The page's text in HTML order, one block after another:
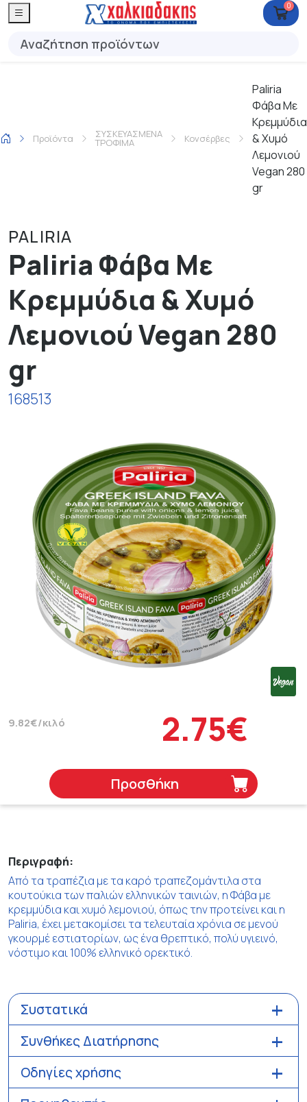
0
Προϊόντα ΣΥΣΚΕΥΑΣΜΕΝΑ
ΤΡΟΦΙΜΑ Κονσέρβες
Paliria
Φάβα Με
Κρεμμύδια
& Χυμό
Λεμονιού
Vegan 280
gr
PALIRIA
Paliria Φάβα Με
Κρεμμύδια & Χυμό
Λεμονιού Vegan 280
gr
168513
9.82€/κιλό 2.75€
Προσθήκη
Περιγραφή:
Από τα τραπέζια με τα καρό τραπεζομάντιλα στα
κουτούκια των παλιών ελληνικών ταινιών, η Φάβα με
κρεμμύδια και χυμό λεμονιού, όπως την προτείνει και η
Paliria, έχει μετακομίσει τα τελευταία χρόνια σε μενού
γκουρμέ εστιατορίων, ως ένα θρεπτικό, πολύ υγιεινό,
νόστιμο και 100% ελληνικό ορεκτικό.
Συστατικά
Συνθήκες Διατήρησης
Οδηγίες χρήσης